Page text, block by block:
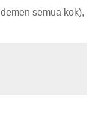
semua kok),